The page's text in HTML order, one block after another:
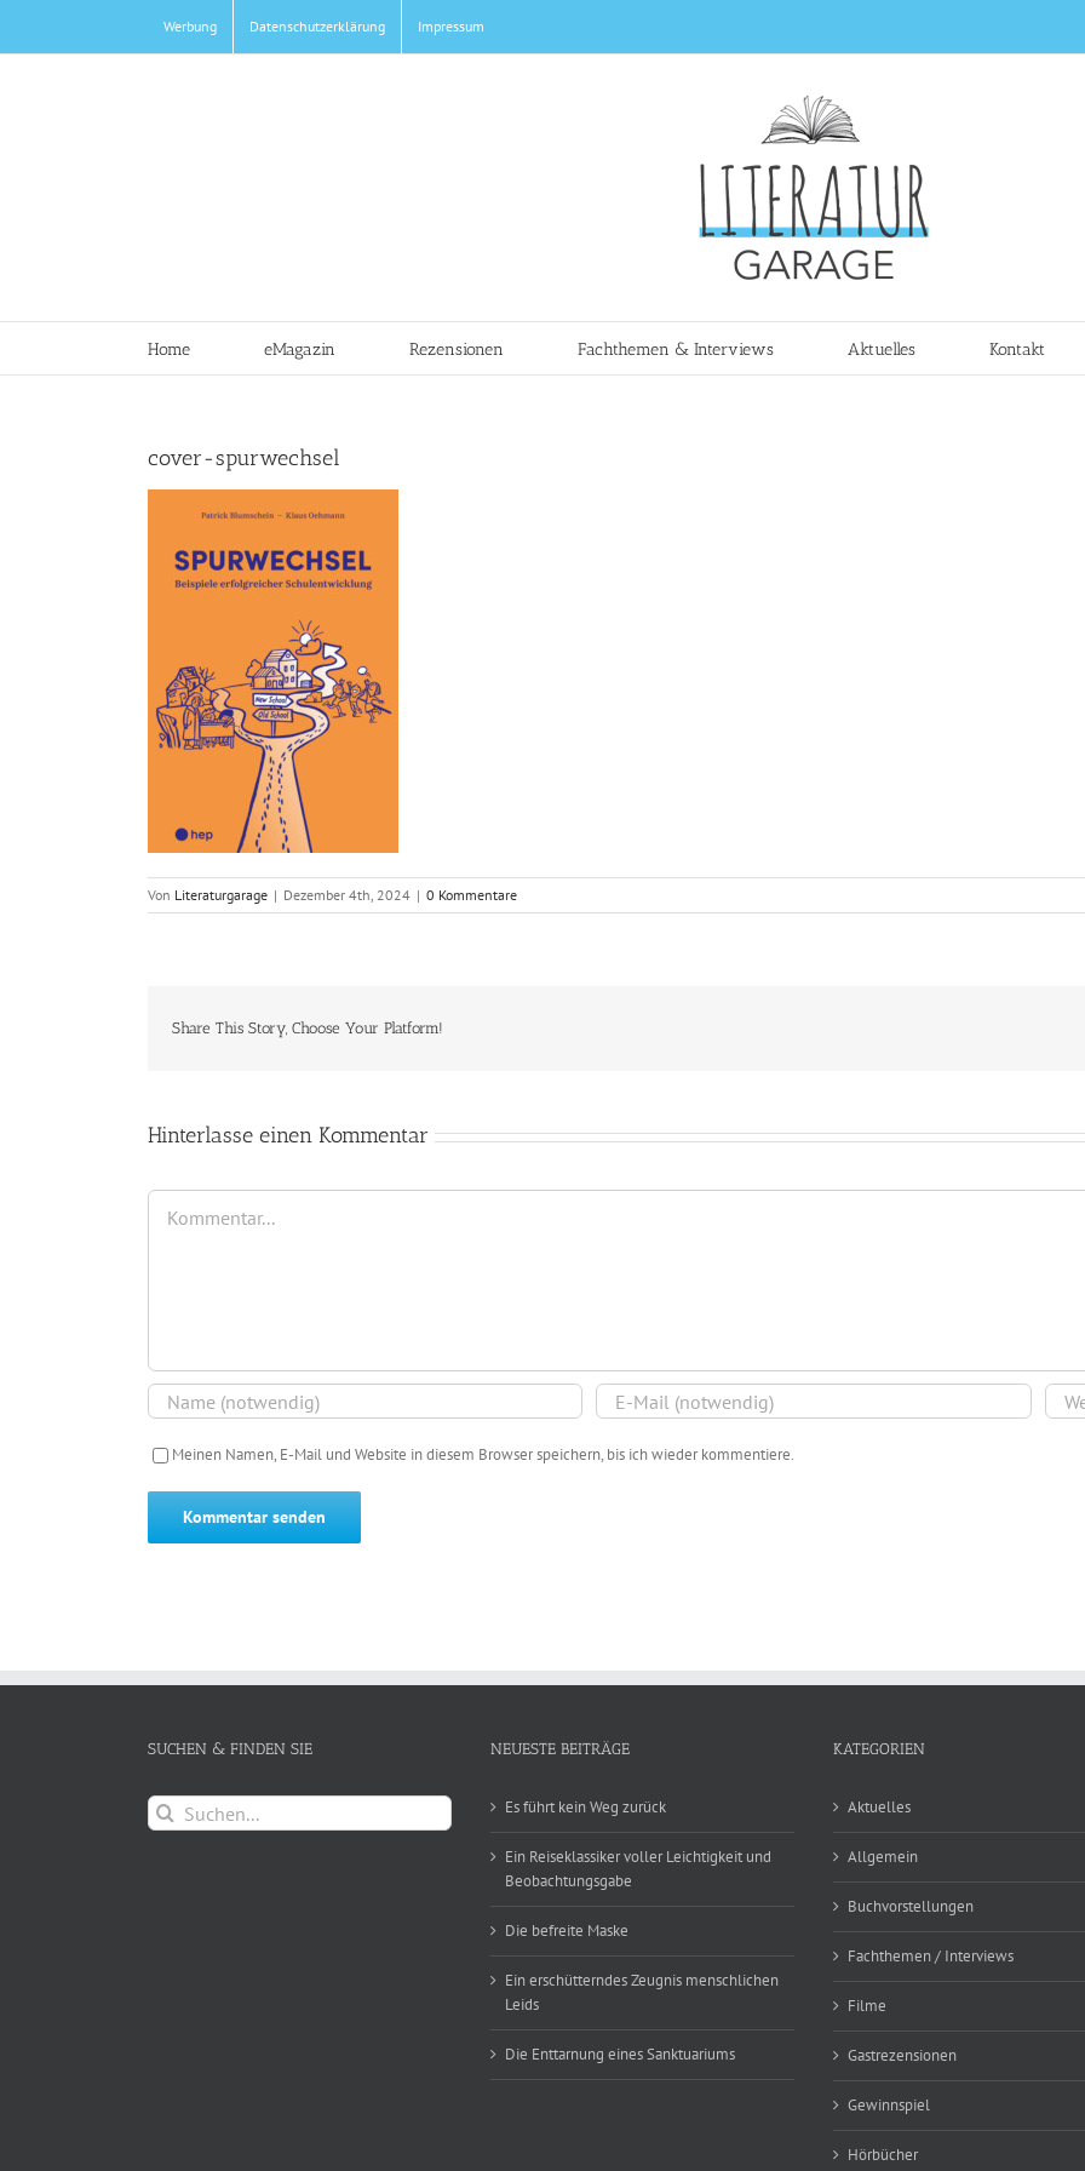
springen
Werbung Datenschutzerklärung Impressum
Home eMagazin Rezensionen Fachthemen & Interviews Aktuelles Kontakt
cover-spurwechsel
Von Literaturgarage | Dezember 4th, 2024 | 0 Kommentare
Share This Story, Choose Your Platform!
Hinterlasse einen Kommentar
Kommentar
Meinen Namen, E-Mail und Website in diesem Browser speichern, bis ich wieder kommentiere.
SUCHEN & FINDEN SIE
Suche
nach:
NEUESTE BEITRÄGE
Es führt kein Weg zurück
Ein Reiseklassiker voller Leichtigkeit und
Beobachtungsgabe
Die befreite Maske
Ein erschütterndes Zeugnis menschlichen
Leids
Die Enttarnung eines Sanktuariums
KATEGORIEN
Aktuelles
Allgemein
Buchvorstellungen
Fachthemen / Interviews
Filme
Gastrezensionen
Gewinnspiel
Hörbücher